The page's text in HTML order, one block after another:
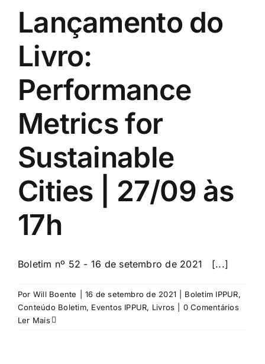
Lançamento do
Livro:
Performance
Metrics for
Sustainable
Cities | 27/09 às
17h
Boletim nº 52 - 16 de setembro de 2021 [...]
Por Will Boente 16 de setembro de 2021 Boletim IPPUR,
Conteúdo Boletim, Eventos IPPUR, Livros
0 Comentários
Ler Mais